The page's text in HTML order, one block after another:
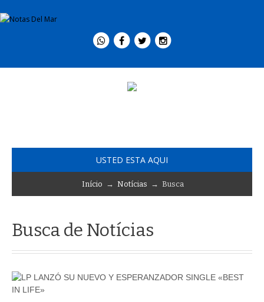
USTED ESTA AQUI
Início → Notícias → Busca
Busca de Notícias